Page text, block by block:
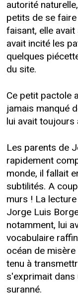
autorité
petits de se
faisant, elle
avait incité les
quelques
du site.
Ce petit pactole
jamais manqué
lui avait toujours
Les parents de
rapidement
monde, il fallait
subtilités. A
murs ! La
Jorge Luis
notamment, lui
vocabulaire
océan de
tenu à
s'exprimait
suranné.